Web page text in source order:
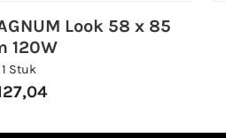
Look 58 x 85
120W
1 Stuk